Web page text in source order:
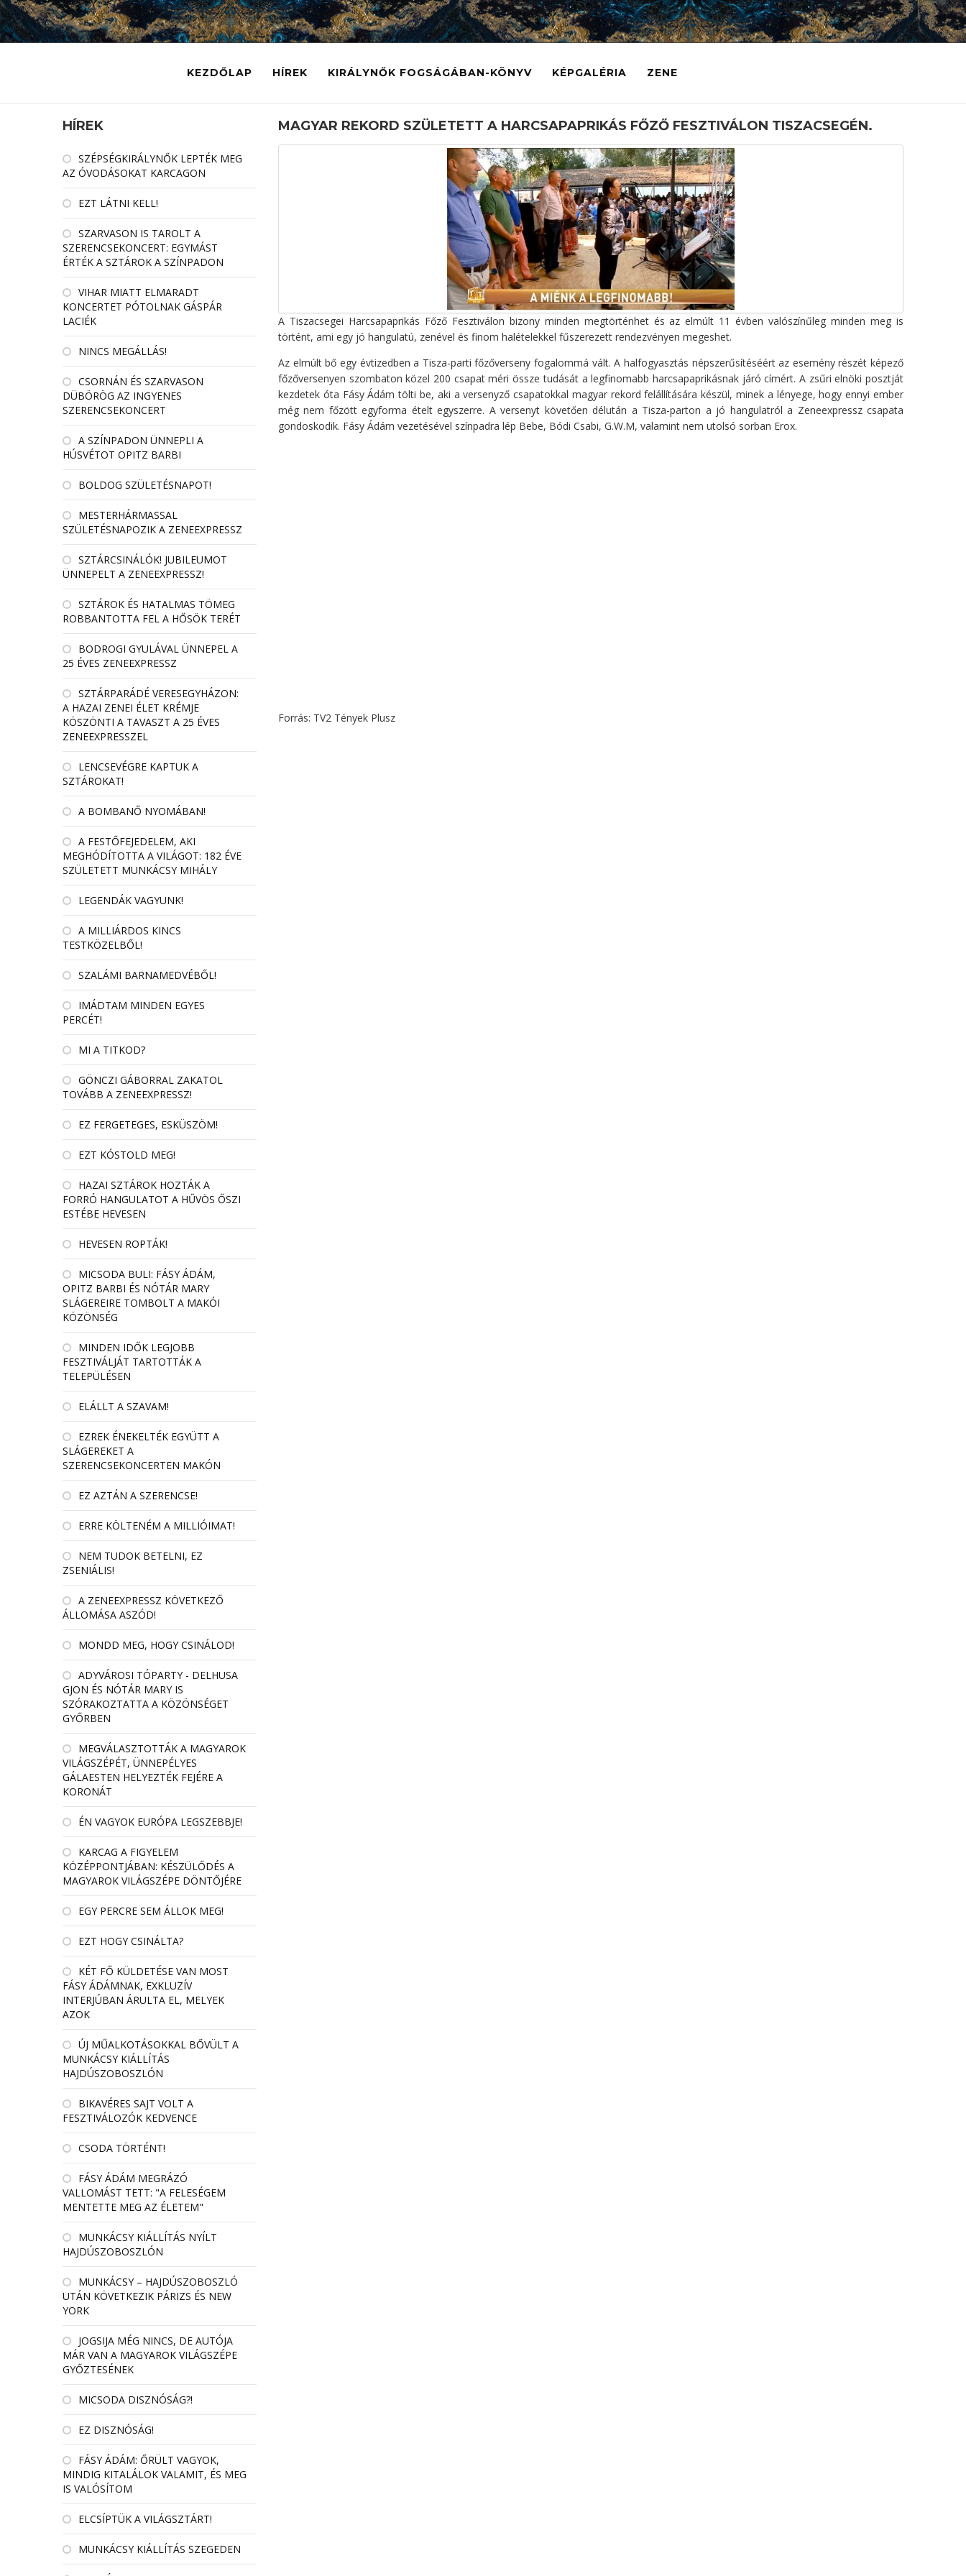
KEZDŐLAP HÍREK KIRÁLYNŐK FOGSÁGÁBAN-KÖNYV KÉPGALÉRIA ZENE
HÍREK
SZÉPSÉGKIRÁLYNŐK LEPTÉK MEG
AZ ÓVODÁSOKAT KARCAGON
EZT LÁTNI KELL!
SZARVASON IS TAROLT A
SZERENCSEKONCERT: EGYMÁST
ÉRTÉK A SZTÁROK A SZÍNPADON
VIHAR MIATT ELMARADT
KONCERTET PÓTOLNAK GÁSPÁR
LACIÉK
NINCS MEGÁLLÁS!
CSORNÁN ÉS SZARVASON
DÜBÖRÖG AZ INGYENES
SZERENCSEKONCERT
A SZÍNPADON ÜNNEPLI A
HÚSVÉTOT OPITZ BARBI
BOLDOG SZÜLETÉSNAPOT!
MESTERHÁRMASSAL
SZÜLETÉSNAPOZIK A ZENEEXPRESSZ
SZTÁRCSINÁLÓK! JUBILEUMOT
ÜNNEPELT A ZENEEXPRESSZ!
SZTÁROK ÉS HATALMAS TÖMEG
ROBBANTOTTA FEL A HŐSÖK TERÉT
BODROGI GYULÁVAL ÜNNEPEL A
25 ÉVES ZENEEXPRESSZ
SZTÁRPARÁDÉ VERESEGYHÁZON:
A HAZAI ZENEI ÉLET KRÉMJE
KÖSZÖNTI A TAVASZT A 25 ÉVES
ZENEEXPRESSZEL
LENCSEVÉGRE KAPTUK A
SZTÁROKAT!
A BOMBANŐ NYOMÁBAN!
A FESTŐFEJEDELEM, AKI
MEGHÓDÍTOTTA A VILÁGOT: 182 ÉVE
SZÜLETETT MUNKÁCSY MIHÁLY
LEGENDÁK VAGYUNK!
A MILLIÁRDOS KINCS
TESTKÖZELBŐL!
SZALÁMI BARNAMEDVÉBŐL!
IMÁDTAM MINDEN EGYES
PERCÉT!
MI A TITKOD?
GÖNCZI GÁBORRAL ZAKATOL
TOVÁBB A ZENEEXPRESSZ!
EZ FERGETEGES, ESKÜSZÖM!
EZT KÓSTOLD MEG!
HAZAI SZTÁROK HOZTÁK A
FORRÓ HANGULATOT A HŰVÖS ŐSZI
ESTÉBE HEVESEN
HEVESEN ROPTÁK!
MICSODA BULI: FÁSY ÁDÁM,
OPITZ BARBI ÉS NÓTÁR MARY
SLÁGEREIRE TOMBOLT A MAKÓI
KÖZÖNSÉG
MINDEN IDŐK LEGJOBB
FESZTIVÁLJÁT TARTOTTÁK A
TELEPÜLÉSEN
ELÁLLT A SZAVAM!
EZREK ÉNEKELTÉK EGYÜTT A
SLÁGEREKET A
SZERENCSEKONCERTEN MAKÓN
EZ AZTÁN A SZERENCSE!
ERRE KÖLTENÉM A MILLIÓIMAT!
NEM TUDOK BETELNI, EZ
ZSENIÁLIS!
A ZENEEXPRESSZ KÖVETKEZŐ
ÁLLOMÁSA ASZÓD!
MONDD MEG, HOGY CSINÁLOD!
ADYVÁROSI TÓPARTY - DELHUSA
GJON ÉS NÓTÁR MARY IS
SZÓRAKOZTATTA A KÖZÖNSÉGET
GYŐRBEN
MEGVÁLASZTOTTÁK A MAGYAROK
VILÁGSZÉPÉT, ÜNNEPÉLYES
GÁLAESTEN HELYEZTÉK FEJÉRE A
KORONÁT
ÉN VAGYOK EURÓPA LEGSZEBBJE!
KARCAG A FIGYELEM
KÖZÉPPONTJÁBAN: KÉSZÜLŐDÉS A
MAGYAROK VILÁGSZÉPE DÖNTŐJÉRE
EGY PERCRE SEM ÁLLOK MEG!
EZT HOGY CSINÁLTA?
KÉT FŐ KÜLDETÉSE VAN MOST
FÁSY ÁDÁMNAK, EXKLUZÍV
INTERJÚBAN ÁRULTA EL, MELYEK
AZOK
ÚJ MŰALKOTÁSOKKAL BŐVÜLT A
MUNKÁCSY KIÁLLÍTÁS
HAJDÚSZOBOSZLÓN
BIKAVÉRES SAJT VOLT A
FESZTIVÁLOZÓK KEDVENCE
CSODA TÖRTÉNT!
FÁSY ÁDÁM MEGRÁZÓ
VALLOMÁST TETT: "A FELESÉGEM
MENTETTE MEG AZ ÉLETEM"
MUNKÁCSY KIÁLLÍTÁS NYÍLT
HAJDÚSZOBOSZLÓN
MUNKÁCSY – HAJDÚSZOBOSZLÓ
UTÁN KÖVETKEZIK PÁRIZS ÉS NEW
YORK
JOGSIJA MÉG NINCS, DE AUTÓJA
MÁR VAN A MAGYAROK VILÁGSZÉPE
GYŐZTESÉNEK
MICSODA DISZNÓSÁG?!
EZ DISZNÓSÁG!
FÁSY ÁDÁM: ŐRÜLT VAGYOK,
MINDIG KITALÁLOK VALAMIT, ÉS MEG
IS VALÓSÍTOM
ELCSÍPTÜK A VILÁGSZTÁRT!
MUNKÁCSY KIÁLLÍTÁS SZEGEDEN
MAGYAR REKORD SZÜLETETT A HARCSAPAPRIKÁS FŐZŐ FESZTIVÁLON TISZACSEGÉN.
A Tiszacsegei Harcsapaprikás Főző Fesztiválon bizony minden megtörténhet és az elmúlt 11 évben valószínűleg minden meg is
történt, ami egy jó hangulatú, zenével és finom halételekkel fűszerezett rendezvényen megeshet.
Az elmúlt bő egy évtizedben a Tisza-parti főzőverseny fogalommá vált. A halfogyasztás népszerűsítéséért az esemény részét képező
főzőversenyen szombaton közel 200 csapat méri össze tudását a legfinomabb harcsapaprikásnak járó címért. A zsűri elnöki posztját
kezdetek óta Fásy Ádám tölti be, aki a versenyző csapatokkal magyar rekord felállítására készül, minek a lényege, hogy ennyi ember
még nem főzött egyforma ételt egyszerre. A versenyt követően délután a Tisza-parton a jó hangulatról a Zeneexpressz csapata
gondoskodik. Fásy Ádám vezetésével színpadra lép Bebe, Bódi Csabi, G.W.M, valamint nem utolsó sorban Erox.
Forrás: TV2 Tények Plusz